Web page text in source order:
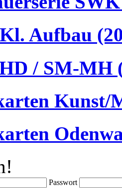
Aufbau
/ SM-MH
Kunst/
Passwort